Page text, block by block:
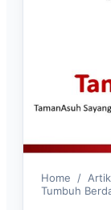
Home /
Tumbuh